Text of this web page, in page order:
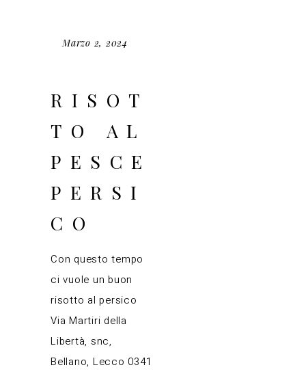
Marzo 2, 2024
RISOT
TO AL
PESCE
PERSI
CO
Con questo tempo
ci vuole un buon
risotto al persico
Via Martiri della
Libertà, snc,
Bellano, Lecco 0341